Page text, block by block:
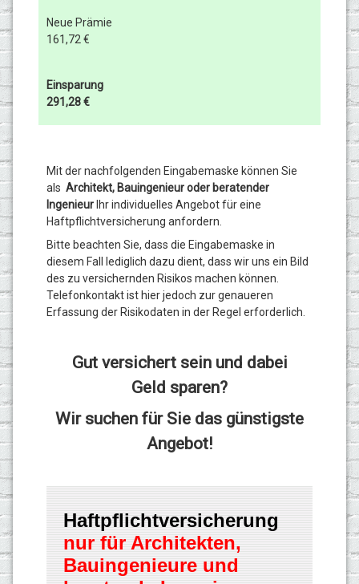
Neue Prämie
161,72 €
Einsparung
291,28 €
Mit der nachfolgenden Eingabemaske können Sie
als Architekt, Bauingenieur oder beratender
Ingenieur hr individuelles Angebot für eine
Haftpflichtversicherung anfordern.
Bitte beachten Sie, dass die Eingabemaske in
diesem Fall lediglich dazu dient, dass wir uns ein Bild
des zu versichernden Risikos machen können.
Telefonkontakt ist hier jedoch zur genaueren
Erfassung der Risikodaten in der Regel erforderlich.
Gut versichert sein und dabei
Geld sparen?
Wir suchen für Sie das günstigste
Angebot!